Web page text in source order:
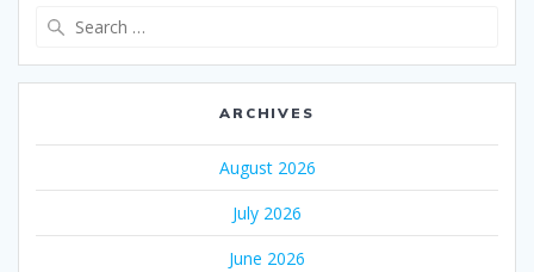
ARCHIVES
August 2026
July 2026
June 2026